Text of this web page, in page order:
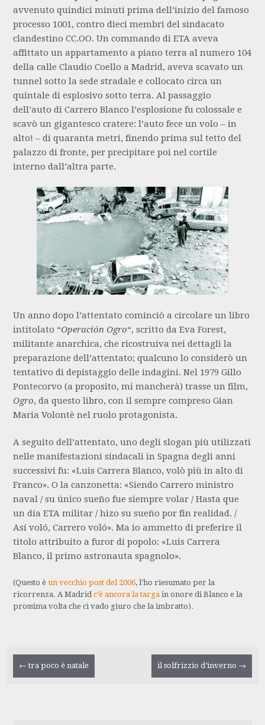
avvenuto quindici minuti prima dell’inizio del famoso
processo 1001, contro dieci membri del sindacato
clandestino CC.OO. Un commando di ETA aveva
affittato un appartamento a piano terra al numero 104
della calle Claudio Coello a Madrid, aveva scavato un
tunnel sotto la sede stradale e collocato circa un
quintale di esplosivo sotto terra. Al passaggio
dell’auto di Carrero Blanco l’esplosione fu colossale e
scavò un gigantesco cratere: l’auto fece un volo – in
alto! – di quaranta metri, finendo prima sul tetto del
palazzo di fronte, per precipitare poi nel cortile
interno dall’altra parte.
Un anno dopo l’attentato cominciò a circolare un libro
intitolato “Operación Ogro“, scritto da Eva Forest,
militante anarchica, che ricostruiva nei dettagli la
preparazione dell’attentato; qualcuno lo considerò un
tentativo di depistaggio delle indagini. Nel 1979 Gillo
Pontecorvo (a proposito, mi mancherà) trasse un film,
Ogro, da questo libro, con il sempre compreso Gian
Maria Volontè nel ruolo protagonista.
A seguito dell’attentato, uno degli slogan più utilizzati
nelle manifestazioni sindacali in Spagna degli anni
successivi fu: «Luis Carrera Blanco, volò più in alto di
Franco». O la canzonetta: «Siendo Carrero ministro
naval / su único sueño fue siempre volar / Hasta que
un día ETA militar / hizo su sueño por fin realidad. /
Así voló, Carrero voló». Ma io ammetto di preferire il
titolo attribuito a furor di popolo: «Luis Carrera
Blanco, il primo astronauta spagnolo».
(Questo èun vecchio post del 2006, l’ho riesumato per la
ricorrenza. A Madridc’è ancora la targa in onore di Blanco e la
prossima volta che ci vado giuro che la imbratto).
Navigazione
← tra poco è natale il solfrizzio d’inverno →